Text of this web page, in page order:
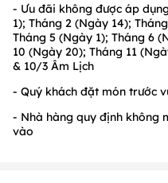
- Ưu đãi không được áp
1); Tháng 2 (Ngày 14);
Tháng 5 (Ngày 1); Tháng 6
10 (Ngày 20); Tháng 11
& 10/3 Âm Lịch
- Quý khách đặt món trước
- Nhà hàng quy định không
vào